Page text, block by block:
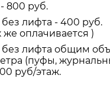
800 руб.
лифта - 400 руб.
же оплачивается )
без лифта общим
(пуфы,
руб/этаж.